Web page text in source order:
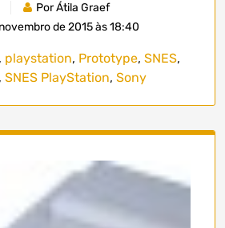
Por Átila Graef
de 2015 às 18:40
playstation, Prototype, SNES,
, SNES PlayStation, Sony